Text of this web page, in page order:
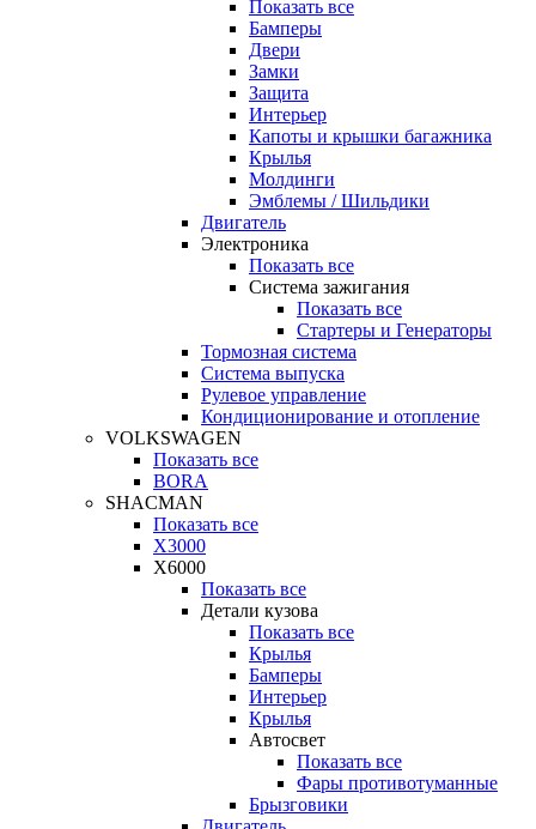
Показать все
Бамперы
Двери
Замки
Защита
Интерьер
Капоты и крышки багажника
Крылья
Молдинги
Эмблемы / Шильдики
Двигатель
Электроника
Показать все
Система зажигания
Показать все
Стартеры и Генераторы
Тормозная система
Система выпуска
Рулевое управление
Кондиционирование и отопление
VOLKSWAGEN
Показать все
BORA
SHACMAN
Показать все
X3000
X6000
Показать все
Детали кузова
Показать все
Крылья
Бамперы
Интерьер
Крылья
Автосвет
Показать все
Фары противотуманные
Брызговики